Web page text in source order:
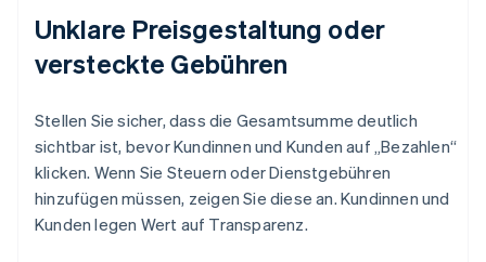
Unklare Preisgestaltung oder
versteckte Gebühren
Stellen Sie sicher, dass die Gesamtsumme deutlich
sichtbar ist, bevor Kundinnen und Kunden auf „Bezahlen“
klicken. Wenn Sie Steuern oder Dienstgebühren
hinzufügen müssen, zeigen Sie diese an. Kundinnen und
Kunden legen Wert auf Transparenz.